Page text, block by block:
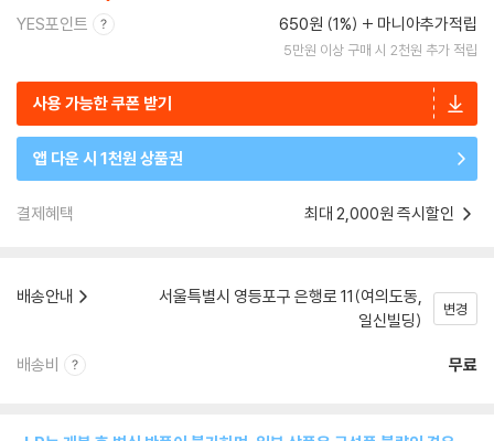
YES포인트 650원 (1%) 마니아추가적립
5만원 이상 구매 시 2천원 추가 적립
사용 가능한 쿠폰 받기
앱 다운 시 1천원 상품권
결제혜택 최대 2,000원 즉시할인
배송안내
서울특별시 영등포구 은행로 11(여의도동,
일신빌딩)
변경
배송비 무료